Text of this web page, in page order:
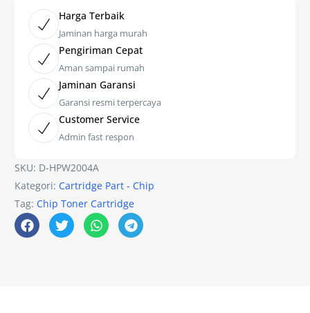
Harga Terbaik
Jaminan harga murah
Pengiriman Cepat
Aman sampai rumah
Jaminan Garansi
Garansi resmi terpercaya
Customer Service
Admin fast respon
SKU: D-HPW2004A
Kategori: Cartridge Part - Chip
Tag: Chip Toner Cartridge